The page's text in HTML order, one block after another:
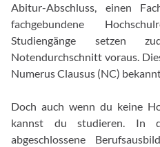
Abitur-Abschluss, einen
fachgebundene
Studiengänge setzen
Notendurchschnitt voraus.
Numerus Clausus (NC)
Doch auch wenn du keine
kannst du studieren. In
abgeschlossene